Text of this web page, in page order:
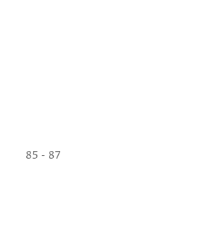
85 - 87